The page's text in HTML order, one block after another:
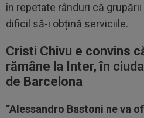
în repetate rânduri că grupării
dificil să-i obțină serviciile.
Cristi Chivu e convins
rămâne la Inter, în
de Barcelona
”Alessandro Bastoni ne va